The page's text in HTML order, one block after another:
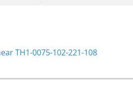
TH1-0075-102-221-108